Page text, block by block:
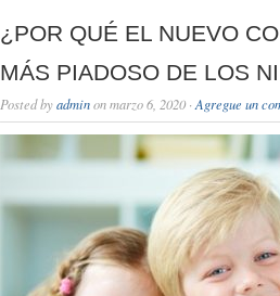
¿POR QUÉ EL NUEVO
MÁS PIADOSO DE LOS
Posted byadminon marzo 6, 2020 · Agregue un